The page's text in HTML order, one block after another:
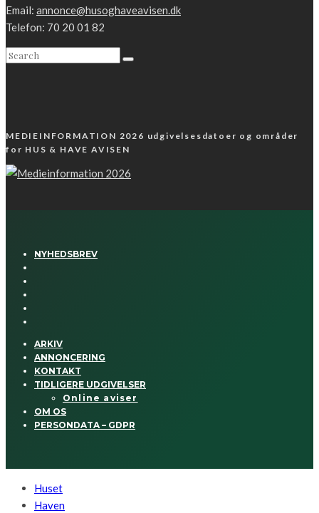
Email: annonce@husoghaveavisen.dk
Telefon: 70 20 01 82
MEDIEINFORMATION 2026 udgivelsesdatoer og områder
for HUS & HAVE AVISEN
NYHEDSBREV
ARKIV
ANNONCERING
KONTAKT
TIDLIGERE UDGIVELSER
Online aviser
OM OS
PERSONDATA – GDPR
Huset
Haven